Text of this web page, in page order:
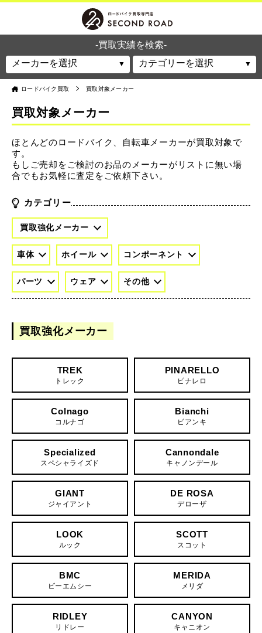
-買取実績を検索-
ロードバイク買取 買取対象メーカー
買取対象メーカー
ほとんどのロードバイク、自転車メーカーが買取対象で
す。
もしご売却をご検討のお品のメーカーがリストに無い場
合でもお気軽に査定をご依頼下さい。
カテゴリー
買取強化メーカー
車体 ホイール コンポーネント
パーツ ウェア その他
買取強化メーカー
TREK
トレック
PINARELLO
ピナレロ
Colnago
コルナゴ
Bianchi
ビアンキ
Specialized
スペシャライズド
Cannondale
キャノンデール
GIANT
ジャイアント
DE ROSA
デローザ
LOOK
ルック
SCOTT
スコット
BMC
ビーエムシー
MERIDA
メリダ
RIDLEY
リドレー
CANYON
キャニオン